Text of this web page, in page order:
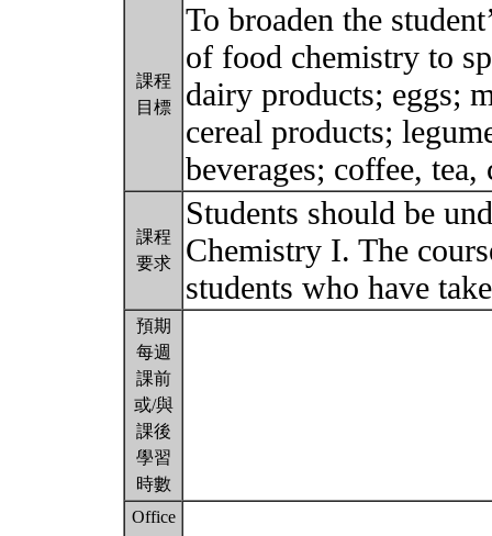
課程
目標
To broaden the
of food chemistry to
dairy products; eggs;
cereal products;
beverages; coffee,
課程
要求
Students should be
Chemistry I. The
students who have
預期
每週
課前
或/與
課後
學習
時數
Office